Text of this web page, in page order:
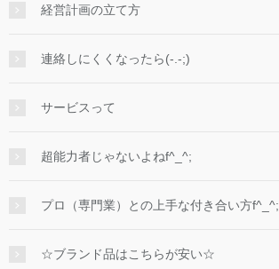
経営計画の立て方
連絡しにくくなったら(-.-;)
サービスって
超能力者じゃないよねf^_^;
プロ（専門業）との上手な付き合い方f^_^;
☆ブランド品はこちらが安い☆